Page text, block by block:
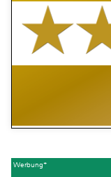
Werbung*